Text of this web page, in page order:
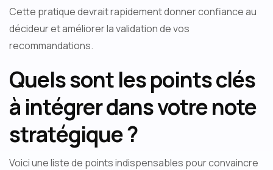
Cette pratique devrait rapidement donner confiance au
décideur et améliorer la validation de vos
recommandations.
Quels sont les points clés
à intégrer dans votre note
stratégique ?
Voici une liste de points indispensables pour convaincre